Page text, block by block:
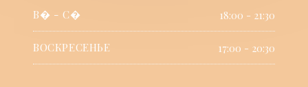
В� -С� 18:00 - 21:30
ВОСКРЕСЕНЬЕ 17:00 - 20:30